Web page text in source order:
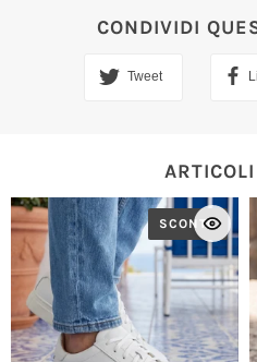
CONDIVIDI
Tweet
SCONTO